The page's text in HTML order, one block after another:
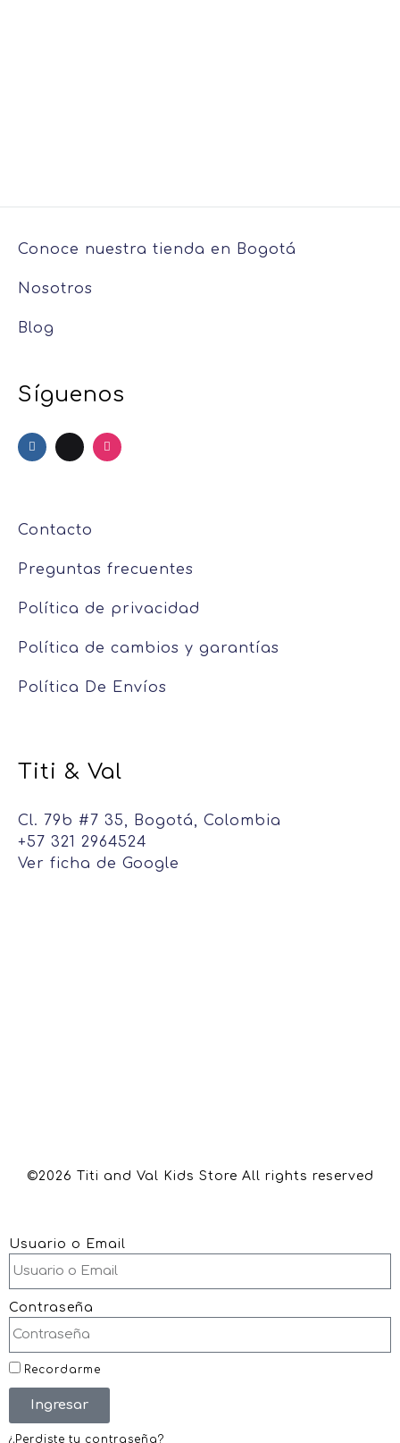
Conoce nuestra tienda en Bogotá
Nosotros
Blog
Síguenos
Contacto
Preguntas frecuentes
Política de privacidad
Política de cambios y garantías
Política De Envíos
Titi & Val
Cl. 79b #7 35, Bogotá, Colombia
+57 321 2964524
Ver ficha de Google
©2026 Titi and Val Kids Store All rights reserved
Usuario o Email
Contraseña
Recordarme
Ingresar
¿Perdiste tu contraseña?